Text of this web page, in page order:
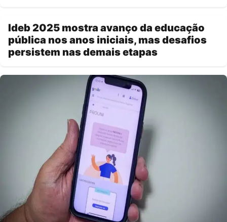
Ideb 2025 mostra avanço da educação
pública nos anos iniciais, mas desafios
persistem nas demais etapas